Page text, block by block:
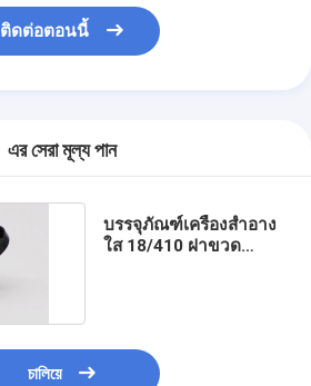
ติดต่อตอนนี้
এর সেরা মূল্য পান
บรรจุภัณฑ์เครื่องสำอาง
ใส 18/410 ฝาขวด
চালিয়ে